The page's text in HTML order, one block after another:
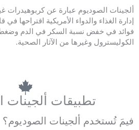
ألجينات الصوديوم عبارة عن كربوهيدرات
إدارة الغذاء والدواء الأمريكية اقتراحها في
فوائد في خفض نسبة السكر في الدم
الكوليسترول وغيرها من الآثار الصحية.
تطبيقات ألجينات
فيمَ تُستخدم ألجينات الصوديوم؟